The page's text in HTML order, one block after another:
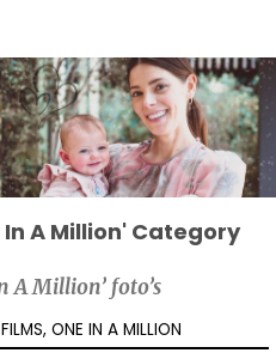
A Million' Category
A Million’ foto’s
FILMS,ONE IN A MILLION